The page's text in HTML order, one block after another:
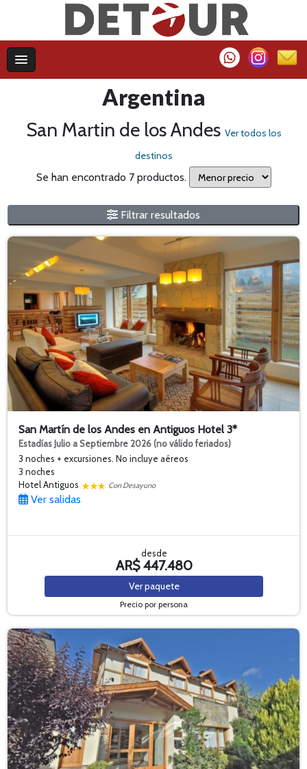
Argentina
San Martin de los Andes Ver todos los
destinos
Se han encontrado 7 productos.
Filtrar resultados
San Martín de los Andes en Antiguos Hotel 3*
Estadías Julio a Septiembre 2026 (no válido feriados)
3 noches + excursiones. No incluye aéreos
3 noches
Hotel Antiguos
Con Desayuno
Ver salidas
desde
AR$ 447.480
Verpaquete
Precio por persona